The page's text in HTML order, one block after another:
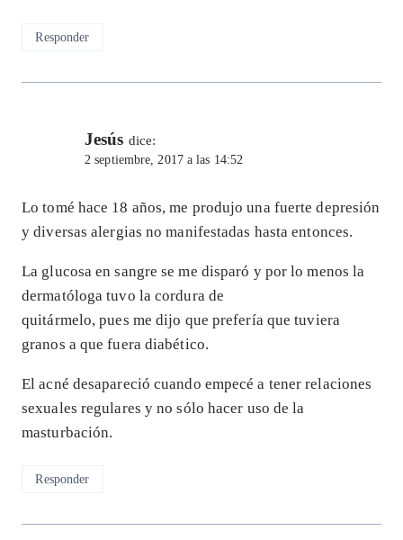
Responder
Jesús dice:
2 septiembre, 2017 a las 14:52
Lo tomé hace 18 años, me produjo una fuerte depresión
y diversas alergias no manifestadas hasta entonces.
La glucosa en sangre se me disparó y por lo menos la
dermatóloga tuvo la cordura de
quitármelo, pues me dijo que prefería que tuviera
granos a que fuera diabético.
El acné desapareció cuando empecé a tener relaciones
sexuales regulares y no sólo hacer uso de la
masturbación.
Responder